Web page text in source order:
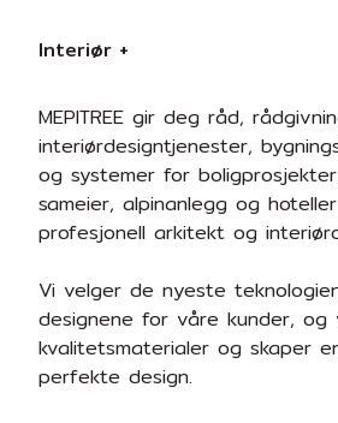
Interiør +
MEPITREE gir deg råd,
interiørdesigntjenester,
og systemer for
sameier, alpinanlegg og
profesjonell arkitekt og
Vi velger de nyeste
designene for våre kunder,
kvalitetsmaterialer og skaper
perfekte design.